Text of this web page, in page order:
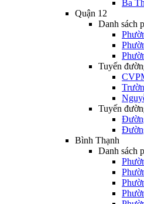
Ba
Quận 12
Danh sách
Tuyến
Tuyến
Bình Thạnh
Danh sách